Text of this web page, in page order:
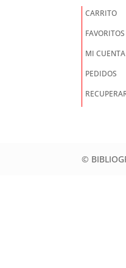
CARRITO
FAVORITOS
MI CUENTA
PEDIDOS
©